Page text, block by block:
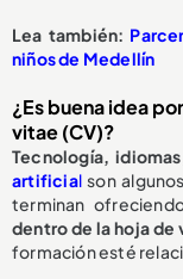
Lea también:
niños de Medellín
¿Es buena idea
vitae (CV)?
Tecnología,
artificial son
terminan
dentro de la hoja de
formación esté